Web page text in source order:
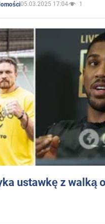
05.03.2025 17:04 1
ustawkę z walką